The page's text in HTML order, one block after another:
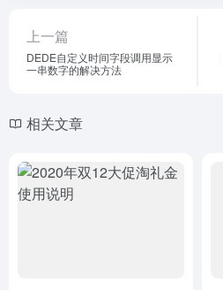
上一篇
DEDE自定义时间字段调用显示
一串数字的解决方法
相关文章